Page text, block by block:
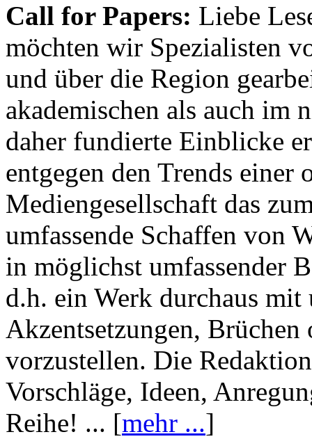
Call for Papers: Liebe
möchten wir Spezialisten
und über die Region
akademischen als auch im
daher fundierte Einblicke
entgegen den Trends einer
Mediengesellschaft das
umfassende Schaffen von
in möglichst umfassender
d.h. ein Werk durchaus mit
Akzentsetzungen, Brüchen
vorzustellen. Die
Vorschläge, Ideen,
Reihe! ... [mehr ...]